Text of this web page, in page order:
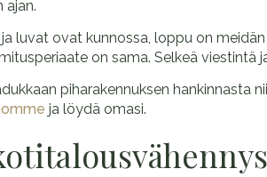
ajan.
luvat ovat kunnossa, loppu on
on sama. Selkeä
piharakennuksen hankinnasta
ja löydä omasi.